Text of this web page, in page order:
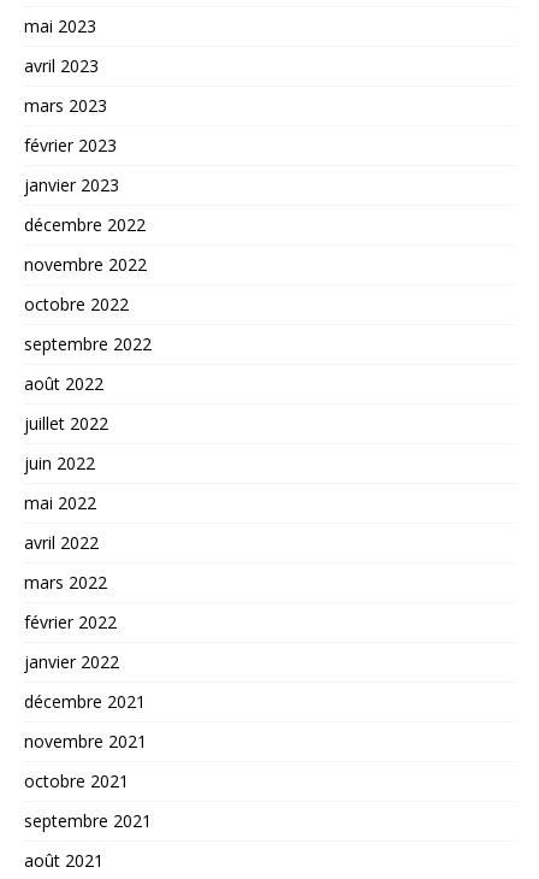
mai 2023
avril 2023
mars 2023
février 2023
janvier 2023
décembre 2022
novembre 2022
octobre 2022
septembre 2022
août 2022
juillet 2022
juin 2022
mai 2022
avril 2022
mars 2022
février 2022
janvier 2022
décembre 2021
novembre 2021
octobre 2021
septembre 2021
août 2021